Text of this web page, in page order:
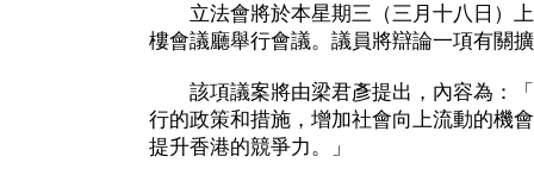
立法會將於本星期三（三月十八日）上
樓會議廳舉行會議。議員將辯論一項有關
該項議案將由梁君彥提出，內容為：「
行的政策和措施，增加社會向上流動的機
提升香港的競爭力。」